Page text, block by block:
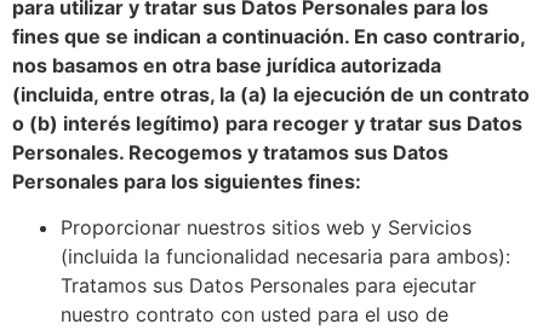
para utilizar y tratar sus Datos Personales para los
fines que se indican a continuación. En caso contrario,
nos basamos en otra base jurídica autorizada
(incluida, entre otras, la (a) la ejecución de un contrato
o (b) interés legítimo) para recoger y tratar sus Datos
Personales. Recogemos y tratamos sus Datos
Personales para los siguientes fines:
Proporcionar nuestros sitios web y Servicios
(incluida la funcionalidad necesaria para ambos):
Tratamos sus Datos Personales para ejecutar
nuestro contrato con usted para el uso de